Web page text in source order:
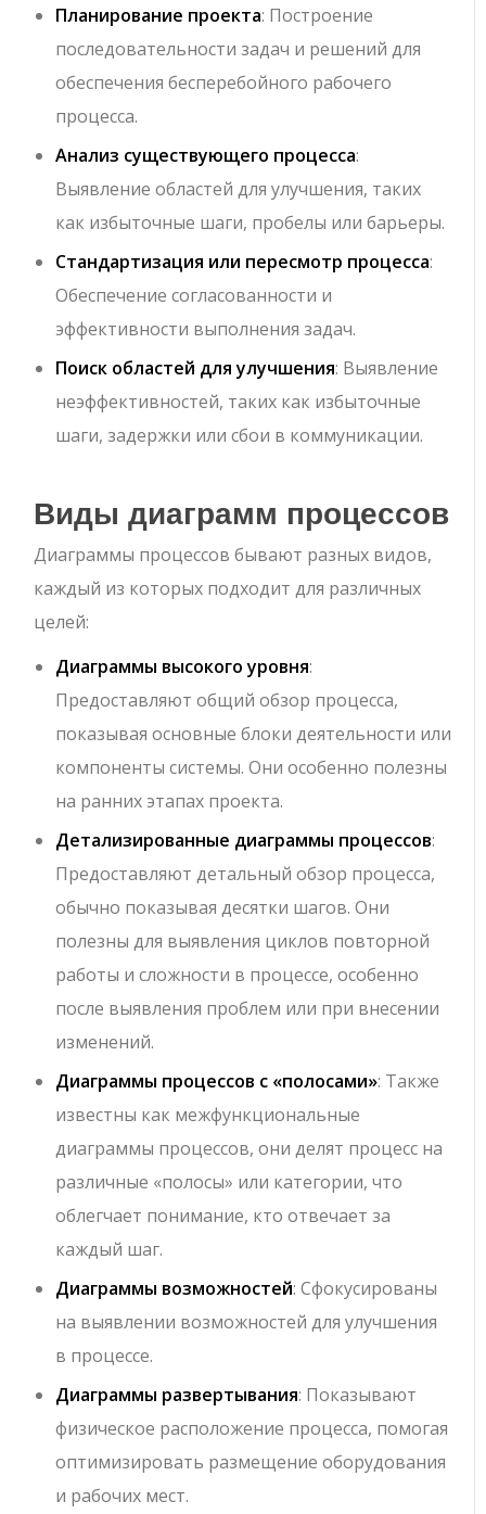
Планирование проекта: Построение
последовательности задач и решений для
обеспечения бесперебойного рабочего
процесса.
Анализ существующего процесса:
Выявление областей для улучшения, таких
как избыточные шаги, пробелы или барьеры.
Стандартизация или пересмотр процесса:
Обеспечение согласованности и
эффективности выполнения задач.
Поиск областей для улучшения: Выявление
неэффективностей, таких как избыточные
шаги, задержки или сбои в коммуникации.
Виды диаграмм процессов
Диаграммы процессов бывают разных видов,
каждый из которых подходит для различных
целей:
Диаграммы высокого уровня:
Предоставляют общий обзор процесса,
показывая основные блоки деятельности или
компоненты системы. Они особенно полезны
на ранних этапах проекта.
Детализированные диаграммы процессов:
Предоставляют детальный обзор процесса,
обычно показывая десятки шагов. Они
полезны для выявления циклов повторной
работы и сложности в процессе, особенно
после выявления проблем или при внесении
изменений.
Диаграммы процессов с «полосами»: Также
известны как межфункциональные
диаграммы процессов, они делят процесс на
различные «полосы» или категории, что
облегчает понимание, кто отвечает за
каждый шаг.
Диаграммы возможностей: Сфокусированы
на выявлении возможностей для улучшения
в процессе.
Диаграммы развертывания: Показывают
физическое расположение процесса, помогая
оптимизировать размещение оборудования
и рабочих мест.